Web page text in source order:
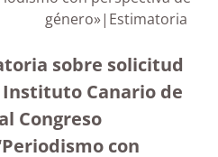
género»|Estimatoria
sobre solicitud
Canario de
Congreso
con